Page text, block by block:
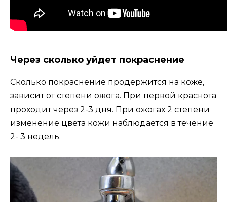
Через сколько уйдет покраснение
Сколько покраснение продержится на коже,
зависит от степени ожога. При первой краснота
проходит через 2-3 дня. При ожогах 2 степени
изменение цвета кожи наблюдается в течение
2- 3 недель.